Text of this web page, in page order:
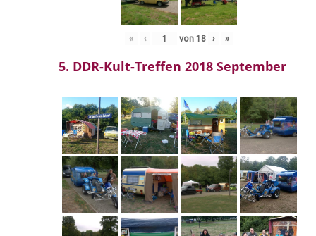
« ‹ von 18 › »
5. DDR-Kult-Treffen 2018 September